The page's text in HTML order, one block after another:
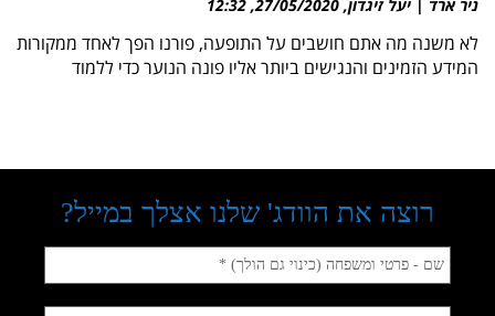
ניר ארד | יעל זיגדון 27/05/2020
12:32
לא משנה מה אתם חושבים על התופעה, פורנו הפך לאחד ממקורות
המידע הזמינים והנגישים ביותר אליו פונה הנוער כדי ללמוד